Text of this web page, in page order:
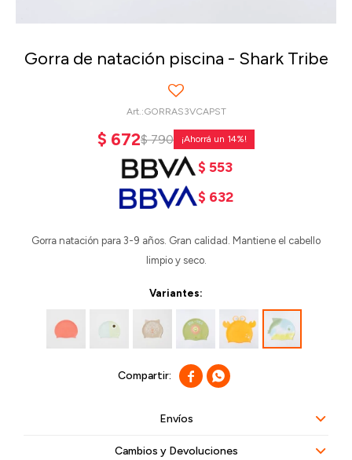
Gorra de natación piscina - Shark Tribe
GORRAS3VCAPST
$ 672$ 790 14
$ 553
$ 632
Gorra natación para 3-9 años. Gran calidad. Mantiene el cabello
limpio y seco.
Variantes:
 
Envíos
Cambios y Devoluciones